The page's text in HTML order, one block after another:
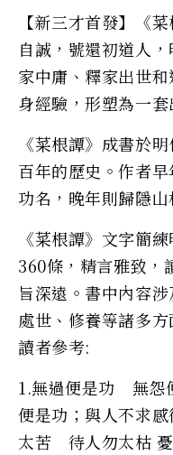
【新三才首發】《
自誠，號還初道人
家中庸、釋家出世
身經驗，形塑為一套
《菜根譚》成書於
百年的歷史。作者
功名，晚年則歸隱
《菜根譚》文字簡
360條，精言雅致，
旨深遠。書中內容
處世、修養等諸多
讀者參考:
1.無過便是功 無怨
便是功；與人不求
太苦 待人勿太枯